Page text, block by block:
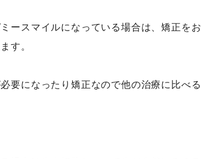
ースマイルになっている場合は、矯正をお
す。
要になったり矯正なので他の治療に比べる